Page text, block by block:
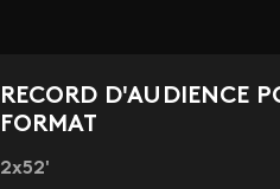
RECORD D'AUDIENCE
FORMAT
2x52'